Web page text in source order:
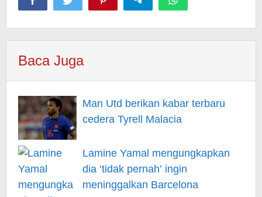
Baca Juga
Man Utd berikan kabar terbaru
cedera Tyrell Malacia
Lamine Yamal mengungkapkan
dia ‘tidak pernah’ ingin
meninggalkan Barcelona